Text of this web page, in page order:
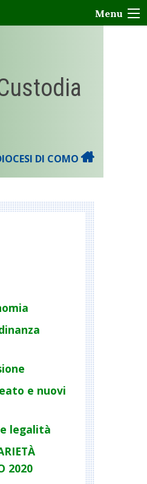
Menu
DI COMO
e nuovi
legalità
2020